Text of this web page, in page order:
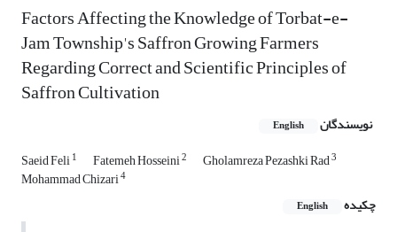
Factors Affecting the Knowledge of Torbat-e-
Jam Township's Saffron Growing Farmers
Regarding Correct and Scientific Principles of
Saffron Cultivation
نویسندگان English
Saeid Feli1 Fatemeh Hosseini2 Gholamreza Pezashki Rad3
Mohammad Chizari4
چکیده English